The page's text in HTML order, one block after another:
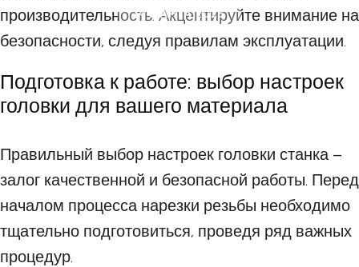
14 МАРТА 2025
производительность. Акцентируйте внимание на
безопасности, следуя правилам эксплуатации.
Подготовка к работе: выбор настроек
головки для вашего материала
Правильный выбор настроек головки станка –
залог качественной и безопасной работы. Перед
началом процесса нарезки резьбы необходимо
тщательно подготовиться, проведя ряд важных
процедур.